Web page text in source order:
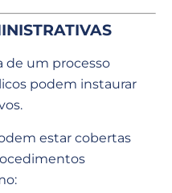
de um processo
podem instaurar
estar cobertas